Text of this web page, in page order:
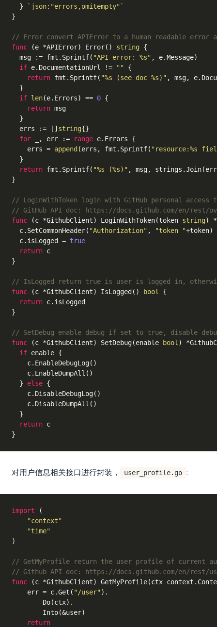
  }
`json:"errors,omitempty"`
}
// Error convert APIError to a human readable error
func
(e *APIError) Error() string {
  msg := fmt.Sprintf(
"API error: %s" , e.Message)
if e.DocumentationUrl != "" {
return fmt.Sprintf( "%s (see doc %s)" , msg,
  }
if len(e.Errors) == 0 {
return msg
  }
  errs := []
string{}
for _, err := range e.Errors {
    errs =
append (errs, fmt.Sprintf( "resource:%s
  }
return fmt.Sprintf( "%s (%s)" , msg,
}
// LoginWithToken login with GitHub personal access
// GitHub API doc: https://docs.github.com/en/rest/
func
(c *GithubClient) LoginWithToken(token string)
  c.SetCommonHeader(
"Authorization" , "token "+token)
  c.isLogged =
true
return c
}
// IsLogged return true is user is logged in,
func
(c *GithubClient) IsLogged() bool
{
return c.isLogged
}
// SetDebug enable debug if set to true, disable
func
(c *GithubClient) SetDebug(enable bool )
if enable {
    c.EnableDebugLog()
    c.EnableDumpAll()
  }
else {
    c.DisableDebugLog()
    c.DisableDumpAll()
  }
return c
对用户信息相关接口进行封装， user_profile.go :
import (
"context"
"time"
)
// GetMyProfile return the user profile of current
// Github API doc: https://docs.github.com/en/rest/
func
(c *GithubClient)
GetMyProfile(ctx
	err = c.Get(
"/user").
return